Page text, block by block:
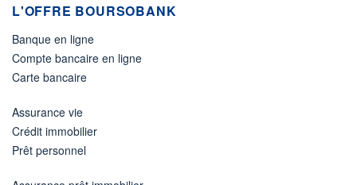
L'OFFRE BOURSOBANK
Banque en ligne
Compte bancaire en ligne
Carte bancaire
Assurance vie
Crédit immobilier
Prêt personnel